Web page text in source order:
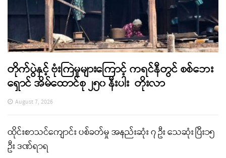
တိုက်ပွဲနှင့် ဗုံးကြဲမှုများကြောင့် ကရင်နီတွင် စစ်ဘေး
ရှောင် အိမ်ထောင်စု ၂၅၀ နီးပါး တိုးလာ
August 7, 2026
ထိုင်းစာသင်ကျောင်း ပစ်ခတ်မှု အနည်းဆုံး ၇ ဦး သေဆုံး ပြီး၁၅
ဦး ဒဏ်ရာရ